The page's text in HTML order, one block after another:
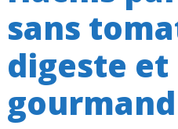
sans
digeste et